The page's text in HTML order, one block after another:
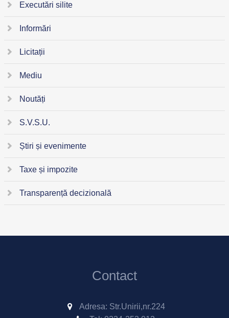
Executări silite
Informări
Licitații
Mediu
Noutăți
S.V.S.U.
Știri și evenimente
Taxe și impozite
Transparență decizională
Contact
Adresa: Str.Unirii,nr.224